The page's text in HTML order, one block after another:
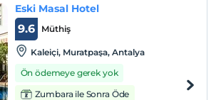
Eski Masal Hotel
Müthiş
9.6
Kaleiçi, Muratpaşa, Antalya
Ön ödemeye gerek yok
Zumbara ile Sonra Öde